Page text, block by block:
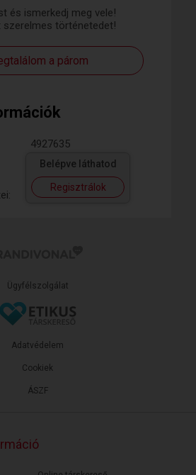
és ismerkedj meg vele!
szerelmes történetedet!
a párom
4927635
Belépve láthatod
Regisztrálok
Ügyfélszolgálat
ÁSZF
Adatvédelem
Cookiek